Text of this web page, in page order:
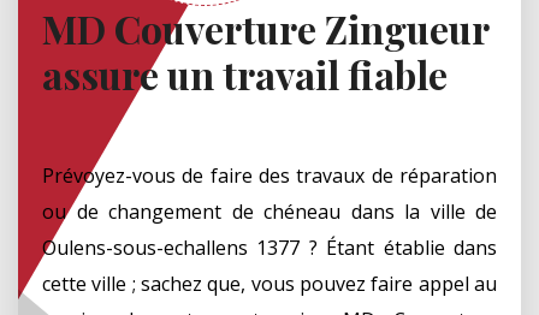
MD Couverture Zingueur
assure un travail fiable
Prévoyez-vous de faire des travaux de réparation
ou de changement de chéneau dans la ville de
Oulens-sous-echallens 1377 ? Étant établie dans
cette ville ; sachez que, vous pouvez faire appel au